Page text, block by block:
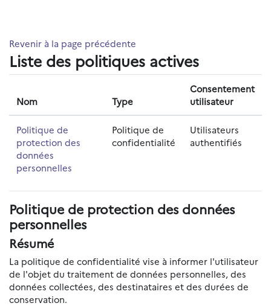
Revenir à la page précédente
Liste des politiques actives
Nom Type
Consentement
utilisateur
Politique de
protection des
données
personnelles
Politique de
confidentialité
Utilisateurs
authentifiés
Politique de protection des données
personnelles
Résumé
La politique de confidentialité vise à informer l'utilisateur
de l'objet du traitement de données personnelles, des
données collectées, des destinataires et des durées de
conservation.